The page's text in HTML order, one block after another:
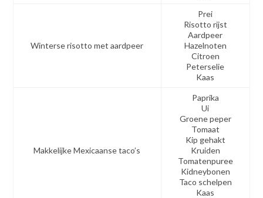
Winterse risotto met aardpeer
Prei
Risotto rijst
Aardpeer
Hazelnoten
Citroen
Peterselie
Kaas
Makkelijke Mexicaanse taco’s
Paprika
Ui
Groene peper
Tomaat
Kip gehakt
Kruiden
Tomatenpuree
Kidneybonen
Taco schelpen
Kaas